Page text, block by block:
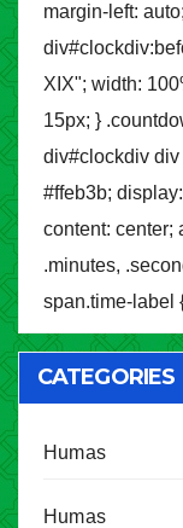
margin-left:
XIX"; width:
15px; }
div#clockdiv div
#ffeb3b;
content: center;
.minutes,
span.time-label
CATEGORIES
Humas
Humas